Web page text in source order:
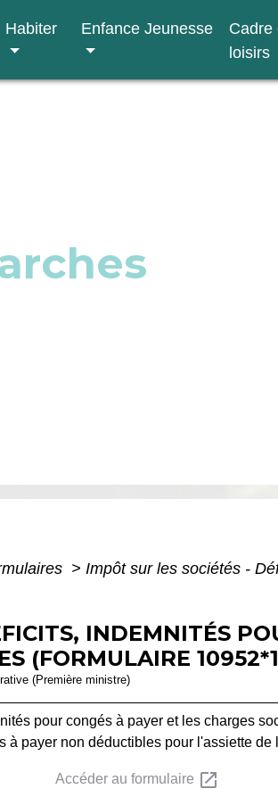
Habiter Enfance Jeunesse
Cadre
loisirs
> Impôt sur les sociétés -
INDEMNITÉS
(FORMULAIRE
(Première ministre)
pour congés à payer et les charges
à payer non déductibles pour l'assiette de
Accéder au formulaire open_in_new